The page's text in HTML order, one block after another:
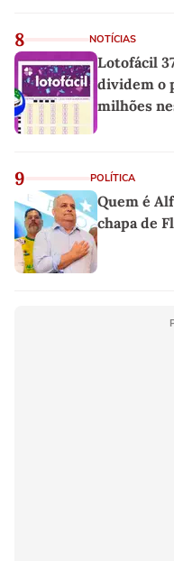
8 NOTÍCIAS
Lotofácil
dividem o
milhões
9 POLÍTICA
Quem é
chapa de